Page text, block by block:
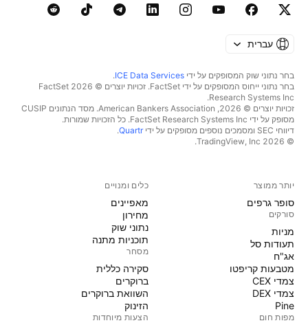
עברית
בחר נתוני שוק המסופקים על ידי ICE Data Services
.
בחר נתוני ייחוס המסופקים על ידי FactSet. זכויות יוצרים © 2026 ‏FactSet
Research Systems Inc.‏
זכויות יוצרים © 2026, ‏American Bankers Association. מסד הנתונים CUSIP
מסופק על ידי FactSet Research Systems Inc. כל הזכויות שמורות.
דיווחי SEC ומסמכים נוספים מסופקים על ידי
Quartr
.
© 2026 ‏TradingView, Inc.‏
יותר ממוצר
סופר גרפים
סורקים
מניות‏
תעודות סל
אג"ח
מטבעות קריפטו
צמדי CEX
צמדי DEX
Pine
מפות חום
כלים ומנויים
מאפיינים
מחירון
נתוני שוק
תוכניות מתנה
מסחר
סקירה כללית
ברוקרים
השוואת ברוקרים
הזינוק
הצעות מיוחדות